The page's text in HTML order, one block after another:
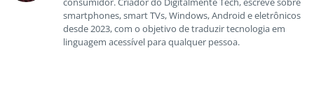
smartphones, smart TVs, Windows, Android e eletrônicos
desde 2023, com o objetivo de traduzir tecnologia em
linguagem acessível para qualquer pessoa.